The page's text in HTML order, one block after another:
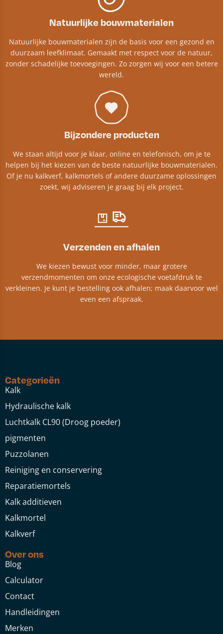
Natuurlijke bouwmaterialen
Natuurlijke bouwmaterialen zijn de basis voor een gezond en
duurzaam leefklimaat. Gemaakt met respect voor de natuur,
zonder schadelijke toevoegingen. Zo zorgen wij voor een betere
wereld.
Bijzondere producten
We staan altijd voor je klaar, online en telefonisch, om je te
helpen bij het kiezen van de beste natuurlijke bouwmaterialen.
Of je nu kalkverf, kalkmortels of andere duurzame oplossingen
zoekt, wij adviseren je graag bij elk project.​
Verzenden en afhalen
We kiezen bewust voor minder, maar grotere
verzendmomenten om onze ecologische voetafdruk te
verkleinen. Je kunt je bestelling ook afhalen; maak daarvoor wel
even een afspraak.
Categorieën
Kalk
Hydraulische kalk
Luchtkalk CL90 (Droog poeder)
pigmenten
Puzzolanen
Reiniging en conservering
Reparatiemortels
Kalk additieven
Kalkmortel
Kalkverf
Over ons
Blog
Calculator
Contact
Handleidingen
Merken